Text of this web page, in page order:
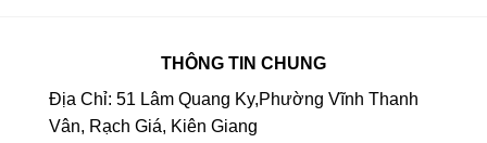
THÔNG TIN CHUNG
Địa Chỉ: 51 Lâm Quang Ky,Phường Vĩnh Thanh
Vân, Rạch Giá, Kiên Giang